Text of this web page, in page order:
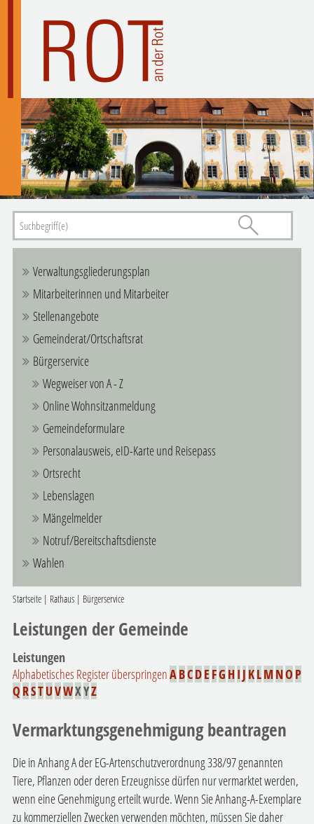
Verwaltungsgliederungsplan
Mitarbeiterinnen und Mitarbeiter
Stellenangebote
Gemeinderat/Ortschaftsrat
Bürgerservice
Wegweiser von A - Z
Online Wohnsitzanmeldung
Gemeindeformulare
Personalausweis, eID-Karte und Reisepass
Ortsrecht
Lebenslagen
Mängelmelder
Notruf/Bereitschaftsdienste
Wahlen
Startseite| Rathaus| Bürgerservice
Leistungen der Gemeinde
Leistungen
Alphabetisches Register überspringenABCDE FG H I J KLM NO P
Q RSTUVWXYZ
Vermarktungsgenehmigung beantragen
Die in Anhang A der EG-Artenschutzverordnung 338/97 genannten
Tiere, Pflanzen oder deren Erzeugnisse dürfen nur vermarktet werden,
wenn eine Genehmigung erteilt wurde. Wenn Sie Anhang-A-Exemplare
zu kommerziellen Zwecken verwenden möchten, müssen Sie daher